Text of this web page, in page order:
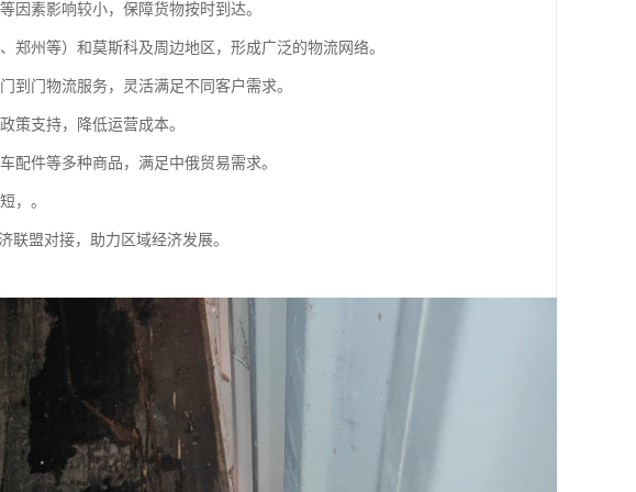
因素影响较小，保障货物按时到达。
州等）和莫斯科及周边地区，形成广泛的物流网络。
到门物流服务，灵活满足不同客户需求。
策支持，降低运营成本。
配件等多种商品，满足中俄贸易需求。
，。
联盟对接，助力区域经济发展。